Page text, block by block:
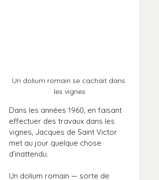
Un dolium romain se cachait dans
les vignes
Dans les années 1960, en faisant
effectuer des travaux dans les
vignes, Jacques de Saint Victor
met au jour quelque chose
d’inattendu.
Un dolium romain — sorte de